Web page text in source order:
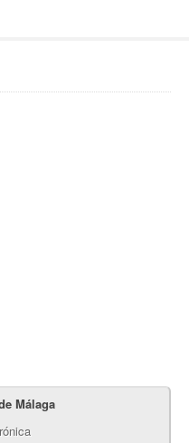
Málaga